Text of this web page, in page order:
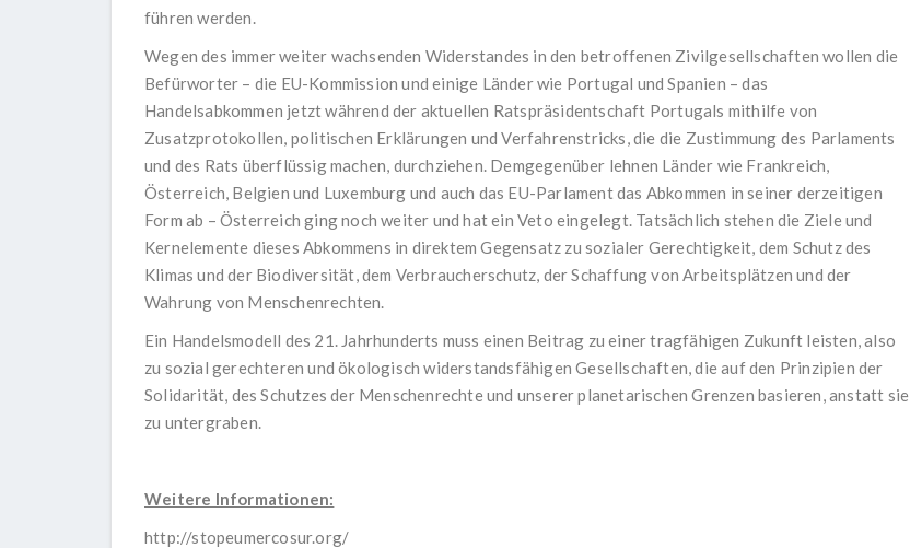
führen werden.
Wegen des immer weiter wachsenden Widerstandes in den betroffenen Zivilgesellschaften wollen die
Befürworter – die EU-Kommission und einige Länder wie Portugal und Spanien – das
Handelsabkommen jetzt während der aktuellen Ratspräsidentschaft Portugals mithilfe von
Zusatzprotokollen, politischen Erklärungen und Verfahrenstricks, die die Zustimmung des Parlaments
und des Rats überflüssig machen, durchziehen. Demgegenüber lehnen Länder wie Frankreich,
Österreich, Belgien und Luxemburg und auch das EU-Parlament das Abkommen in seiner derzeitigen
Form ab – Österreich ging noch weiter und hat ein Veto eingelegt. Tatsächlich stehen die Ziele und
Kernelemente dieses Abkommens in direktem Gegensatz zu sozialer Gerechtigkeit, dem Schutz des
Klimas und der Biodiversität, dem Verbraucherschutz, der Schaffung von Arbeitsplätzen und der
Wahrung von Menschenrechten.
Ein Handelsmodell des 21. Jahrhunderts muss einen Beitrag zu einer tragfähigen Zukunft leisten, also
zu sozial gerechteren und ökologisch widerstandsfähigen Gesellschaften, die auf den Prinzipien der
Solidarität, des Schutzes der Menschenrechte und unserer planetarischen Grenzen basieren, anstatt sie
zu untergraben.
Weitere Informationen:
http://stopeumercosur.org/